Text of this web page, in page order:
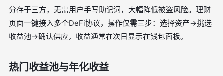
分存于三方，无需用户手写助记词，大幅降低被盗风险。理财
页面一键接入多个DeFi协议，操作仅需三步：选择资产→挑选
收益池→确认供应，收益通常在次日显示在钱包面板。
热门收益池与年化收益